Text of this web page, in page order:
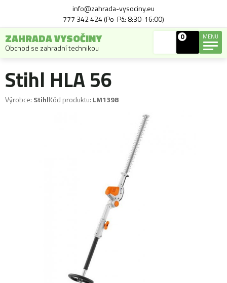
info@zahrada-vysociny.eu
777 342 424 (Po-Pá: 8:30-16:00)
ZAHRADA VYSOČINY
Obchod se zahradní technikou
0 MENU
Stihl HLA 56
Výrobce: StihlKód produktu: LM1398